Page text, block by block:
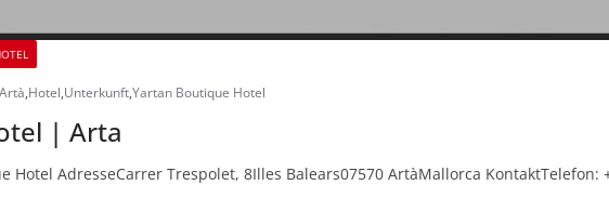
Artà,Hotel,Unterkunft,Yartan Boutique Hotel
| Arta
Hotel AdresseCarrer Trespolet, 8Illes Balears07570 ArtàMallorca KontaktTelefon: